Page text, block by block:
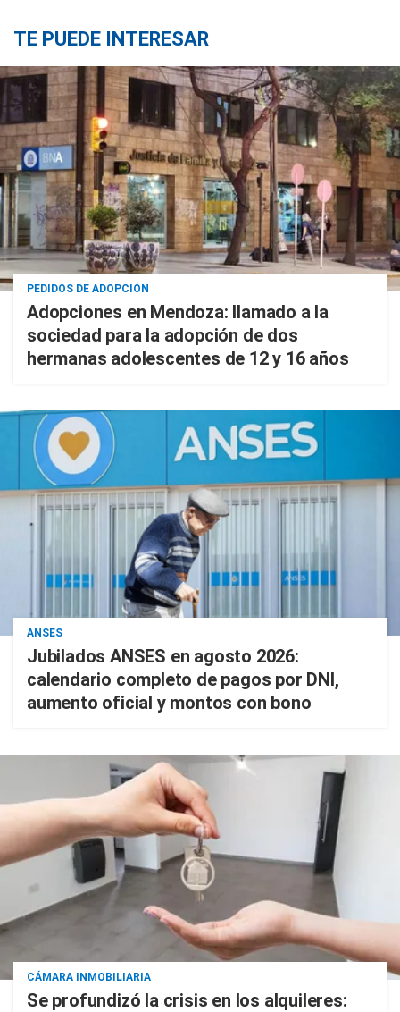
TE PUEDE INTERESAR
PEDIDOS DE ADOPCIÓN
Adopciones en Mendoza: llamado a la
sociedad para la adopción de dos
hermanas adolescentes de 12 y 16 años
ANSES
Jubilados ANSES en agosto 2026:
calendario completo de pagos por DNI,
aumento oficial y montos con bono
CÁMARA INMOBILIARIA
Se profundizó la crisis en los alquileres: